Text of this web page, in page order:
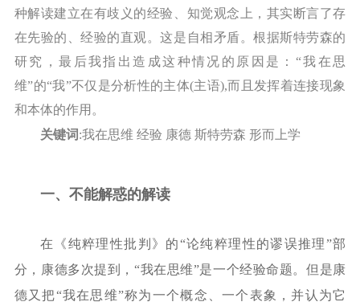
种解读建立在有歧义的经验、知觉观念上，其实断言了存
在先验的、经验的直观。这是自相矛盾。根据斯特劳森的
研究，最后我指出造成这种情况的原因是：“我在思
维”的“我”不仅是分析性的主体(主语),而且发挥着连接现象
和本体的作用。
关键词 :我在思维 经验 康德 斯特劳森 形而上学
一、不能解惑的解读
在《纯粹理性批判》的“论纯粹理性的谬误推理”部
分，康德多次提到，“我在思维”是一个经验命题。但是康
德又把“我在思维”称为一个概念、一个表象，并认为它